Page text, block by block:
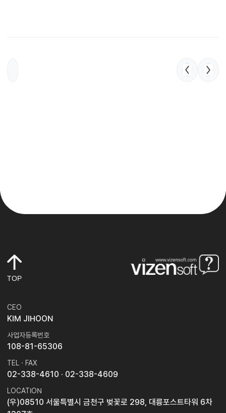
TOP
CEO
KIM JIHOON
사업자등록번호
108-81-65306
TEL · FAX
02-338-4610 · 02-338-4609
LOCATION
(우)08510 서울특별시 금천구 벚꽃로 298, 대륭포스트타워 6차